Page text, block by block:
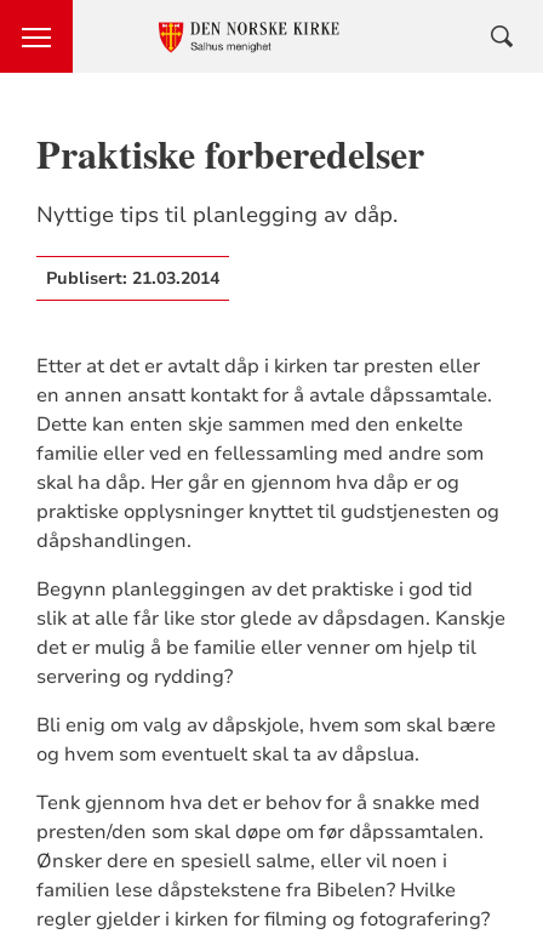
Praktiske forberedelser
Nyttige tips til planlegging av dåp.
Publisert: 21.03.2014
Etter at det er avtalt dåp i kirken tar presten eller
en annen ansatt kontakt for å avtale dåpssamtale.
Dette kan enten skje sammen med den enkelte
familie eller ved en fellessamling med andre som
skal ha dåp. Her går en gjennom hva dåp er og
praktiske opplysninger knyttet til gudstjenesten og
dåpshandlingen.
Begynn planleggingen av det praktiske i god tid
slik at alle får like stor glede av dåpsdagen. Kanskje
det er mulig å be familie eller venner om hjelp til
servering og rydding?
Bli enig om valg av dåpskjole, hvem som skal bære
og hvem som eventuelt skal ta av dåpslua.
Tenk gjennom hva det er behov for å snakke med
presten/den som skal døpe om før dåpssamtalen.
Ønsker dere en spesiell salme, eller vil noen i
familien lese dåpstekstene fra Bibelen? Hvilke
regler gjelder i kirken for filming og fotografering?